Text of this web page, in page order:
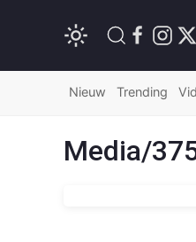
Nieuw Trending
Media/